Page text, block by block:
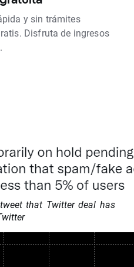
y sin trámites
Disfruta de ingresos
that Twitter deal has